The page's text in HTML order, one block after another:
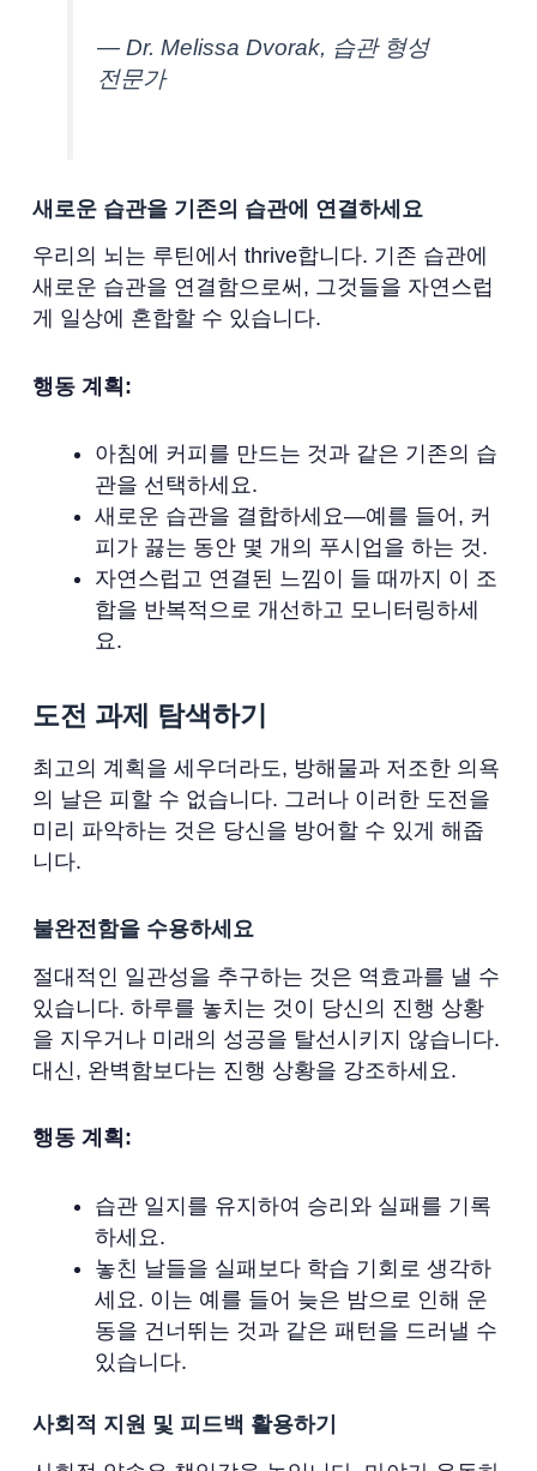
— Dr. Melissa Dvorak, 습관 형성
전문가
새로운 습관을 기존의 습관에 연결하세요
우리의 뇌는 루틴에서 thrive합니다. 기존 습관에
새로운 습관을 연결함으로써, 그것들을 자연스럽
게 일상에 혼합할 수 있습니다.
행동 계획:
아침에 커피를 만드는 것과 같은 기존의 습
관을 선택하세요.
새로운 습관을 결합하세요—예를 들어, 커
피가 끓는 동안 몇 개의 푸시업을 하는 것.
자연스럽고 연결된 느낌이 들 때까지 이 조
합을 반복적으로 개선하고 모니터링하세
요.
도전 과제 탐색하기
최고의 계획을 세우더라도, 방해물과 저조한 의욕
의 날은 피할 수 없습니다. 그러나 이러한 도전을
미리 파악하는 것은 당신을 방어할 수 있게 해줍
니다.
불완전함을 수용하세요
절대적인 일관성을 추구하는 것은 역효과를 낼 수
있습니다. 하루를 놓치는 것이 당신의 진행 상황
을 지우거나 미래의 성공을 탈선시키지 않습니다.
대신, 완벽함보다는 진행 상황을 강조하세요.
행동 계획:
습관 일지를 유지하여 승리와 실패를 기록
하세요.
놓친 날들을 실패보다 학습 기회로 생각하
세요. 이는 예를 들어 늦은 밤으로 인해 운
동을 건너뛰는 것과 같은 패턴을 드러낼 수
있습니다.
사회적 지원 및 피드백 활용하기